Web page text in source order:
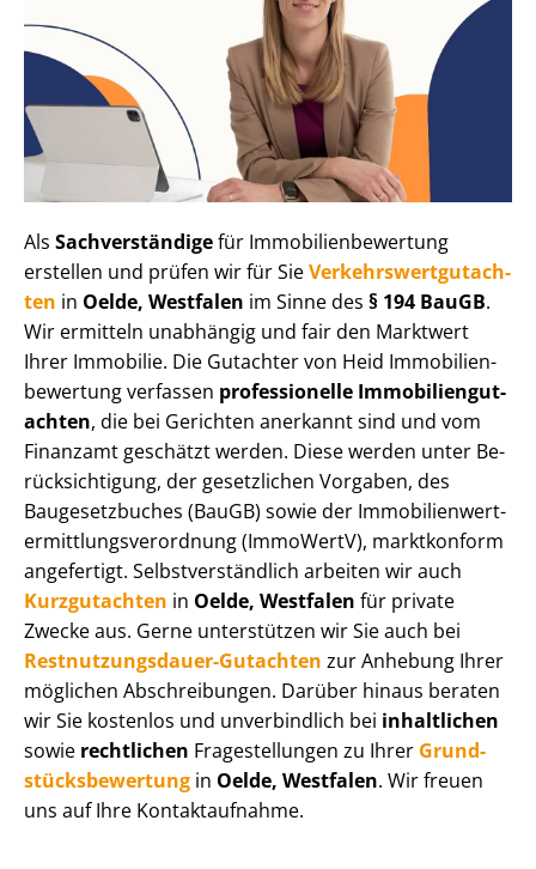
Als Sachverständigefür Im­mo­bi­li­en­be­wer­tung
erstellen und prüfen wir für SieVer­kehrs­wert­gut­ach­
ten in Oelde, Westfalen im Sinne des § 194 BauGB.
Wir ermitteln unabhängig und fair den Marktwert
Ihrer Immobilie. Die Gutachter von Heid Im­mo­bi­li­en­
be­wer­tung verfassen professionelle Im­mo­bi­li­en­gut­
ach­ten, die bei Gerichten anerkannt sind und vom
Finanzamt geschätzt werden. Diese werden unter Be­
rück­sich­ti­gung, der gesetzlichen Vorgaben, des
Baugesetzbuches (BauGB) sowie der Im­mo­bi­li­en­wert­
ermitt­lungs­ver­ord­nung (ImmoWertV), marktkonform
angefertigt. Selbst­ver­ständ­lich arbeiten wir auch
Kurzgutachten in Oelde, Westfalen für private
Zwecke aus. Gerne unterstützen wir Sie auch bei
Rest­nut­zungs­dau­er-Gutachten zur Anhebung Ihrer
möglichen Abschreibungen. Darüber hinaus beraten
wir Sie kostenlos und unverbindlich bei inhaltlichen
sowie rechtlichen Fragestellungen zu Ihrer Grund­
stücks­be­wer­tung in Oelde, Westfalen. Wir freuen
uns auf Ihre Kontaktaufnahme.